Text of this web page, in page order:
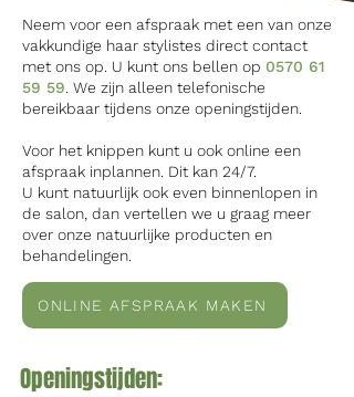
Neem voor een afspraak met een van onze
vakkundige haar stylistes direct contact
met ons op. U kunt ons bellen op 0570 61
59 59 . We zijn alleen telefonische
bereikbaar tijdens onze openingstijden.
Voor het knippen kunt u ook online een
afspraak inplannen. Dit kan 24/7.
U kunt natuurlijk ook even binnenlopen in
de salon, dan vertellen we u graag meer
over onze natuurlijke producten en
behandelingen.
ONLINE AFSPRAAK MAKEN
Openingstijden: